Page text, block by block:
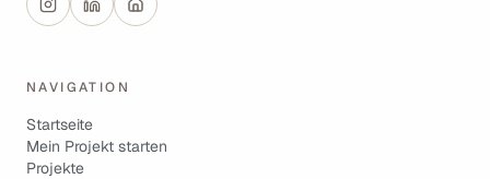
NAVIGATION
Startseite
Mein Projekt starten
Projekte